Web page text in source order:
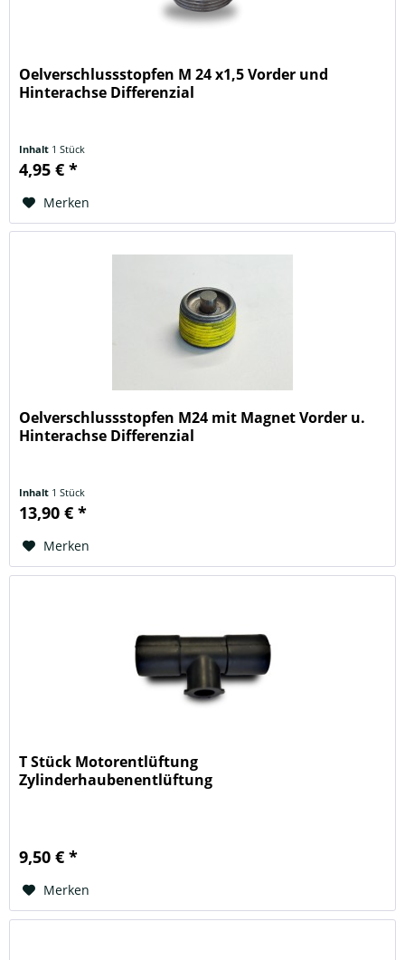
Oelverschlussstopfen M 24 x1,5 Vorder und
Hinterachse Differenzial
Inhalt 1 Stück
4,95 € *
Merken
Oelverschlussstopfen M24 mit Magnet Vorder u.
Hinterachse Differenzial
Inhalt 1 Stück
13,90 € *
Merken
T Stück Motorentlüftung
Zylinderhaubenentlüftung
9,50 € *
Merken